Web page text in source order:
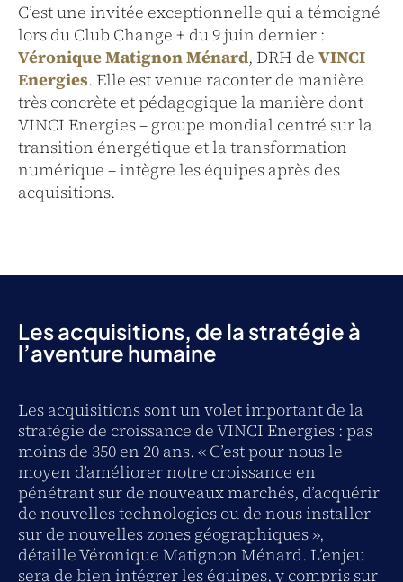
C’est une invitée exceptionnelle qui a témoigné
lors du Club Change + du 9 juin dernier :
Véronique Matignon Ménard, DRH de VINCI
Energies. Elle est venue raconter de manière
très concrète et pédagogique la manière dont
VINCI Energies – groupe mondial centré sur la
transition énergétique et la transformation
numérique – intègre les équipes après des
acquisitions.
Les acquisitions, de la stratégie à
l’aventure humaine
Les acquisitions sont un volet important de la
stratégie de croissance de VINCI Energies : pas
moins de 350 en 20 ans. « C’est pour nous le
moyen d’améliorer notre croissance en
pénétrant sur de nouveaux marchés, d’acquérir
de nouvelles technologies ou de nous installer
sur de nouvelles zones géographiques »,
détaille Véronique Matignon Ménard. L’enjeu
sera de bien intégrer les équipes, y compris sur